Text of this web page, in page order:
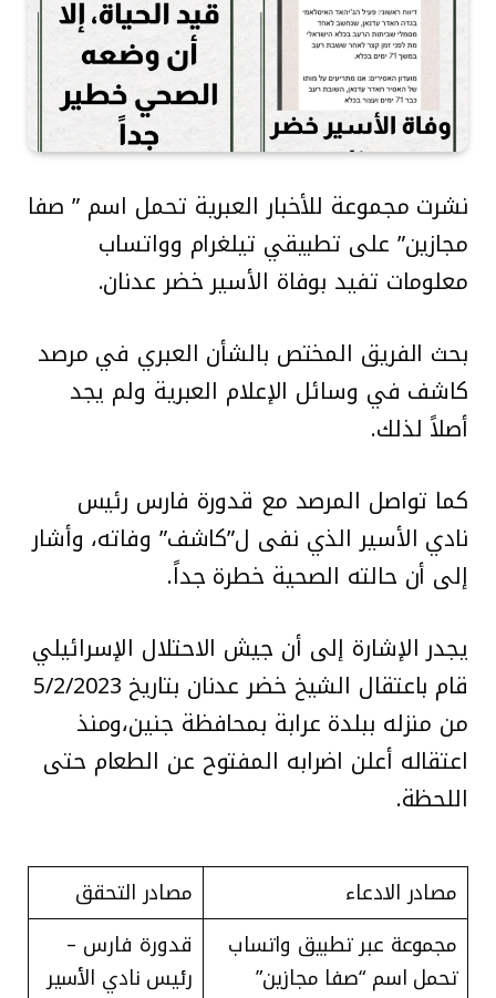
نشرت مجموعة للأخبار العبرية تحمل اسم ” صفا
مجازين” على تطبيقي تيلغرام وواتساب
معلومات تفيد بوفاة الأسير خضر عدنان.
بحث الفريق المختص بالشأن العبري في مرصد
كاشف في وسائل الإعلام العبرية ولم يجد
أصلاً لذلك.
كما تواصل المرصد مع قدورة فارس رئيس
نادي الأسير الذي نفى ل”كاشف” وفاته، وأشار
إلى أن حالته الصحية خطرة جداً.
يجدر الإشارة إلى أن جيش الاحتلال الإسرائيلي
قام باعتقال الشيخ خضر عدنان بتاريخ 5/2/2023
من منزله ببلدة عرابة بمحافظة جنين،ومنذ
اعتقاله أعلن اضرابه المفتوح عن الطعام حتى
اللحظة.
مصادر الادعاء
مصادر التحقق
مجموعة عبر تطبيق واتساب
تحمل اسم “صفا مجازين”
قدورة فارس –
رئيس نادي الأسير